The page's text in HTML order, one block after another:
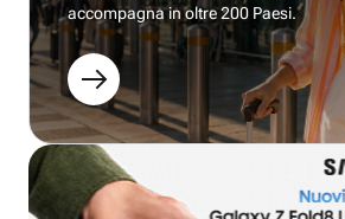
accompagna in oltre 200 Paesi.